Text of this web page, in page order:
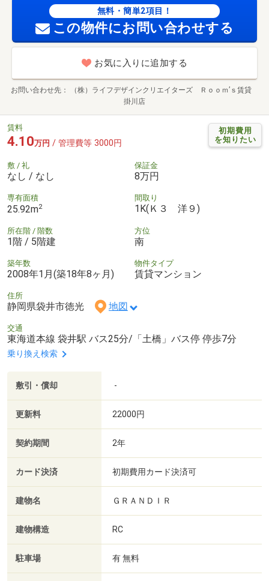
無料・簡単2項目！
この物件にお問い合わせする
お気に入りに追加する
お問い合わせ先
（株）ライフデザインクリエイターズ Ｒｏｏｍ’ｓ賃貸
掛川店
初期費用
を知りたい
賃料
4.10万円 / 管理費等 3000円
敷 / 礼
なし / なし
保証金
8万円
専有面積
25.92m2
間取り
1K(Ｋ３ 洋９)
所在階 / 階数
1階 / 5階建
方位
南
築年数
2008年1月(築18年8ヶ月)
物件タイプ
賃貸マンション
住所
静岡県袋井市徳光 地図
交通
東海道本線 袋井駅 バス25分/「土橋」バス停 停歩7分
乗り換え検索
敷引・償却 -
更新料 22000円
契約期間 2年
カード決済 初期費用カード決済可
建物名 ＧＲＡＮＤＩＲ
建物構造 RC
駐車場 有 無料